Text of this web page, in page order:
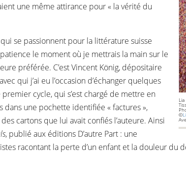
©
une même attirance pour « la vérité du
se passionnent pour la littérature suisse
le moment où je mettrais la main sur le
préférée. C’est Vincent König, dépositaire
qui j’ai eu l’occasion d’échanger quelques
cycle, qui s’est chargé de mettre en
dans une pochette identifiée « factures »,
cartons que lui avait confiés l’auteure. Ainsi
, publié aux éditions D’autre Part : une
racontant la perte d’un enfant et la douleur du